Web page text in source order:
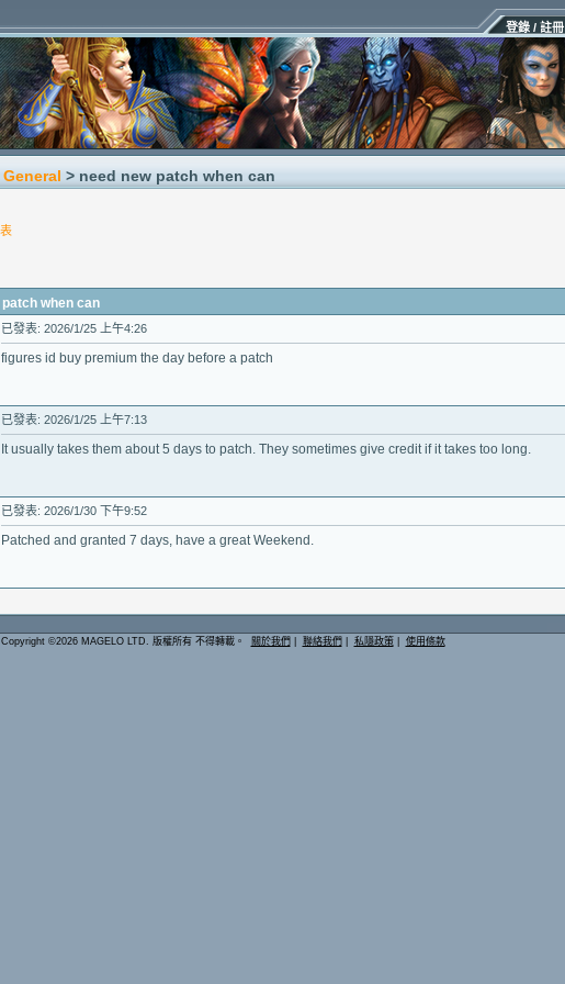
登錄 / 註冊
General > need new patch when can
patch when can
已發表: 2026/1/25 上午4:26
figures id buy premium the day before a patch
已發表: 2026/1/25 上午7:13
It usually takes them about 5 days to patch. They sometimes give credit if it takes too long.
已發表: 2026/1/30 下午9:52
Patched and granted 7 days, have a great Weekend.
Copyright ©2026 MAGELO LTD. 版權所有 不得轉載。 關於我們 聯絡我們 私隱政策| 使用條款